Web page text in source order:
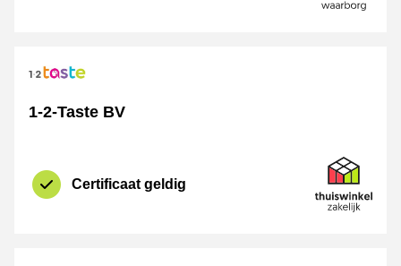
1-2-Taste BV
Certificaat geldig
certificaat
Thuiswinkel